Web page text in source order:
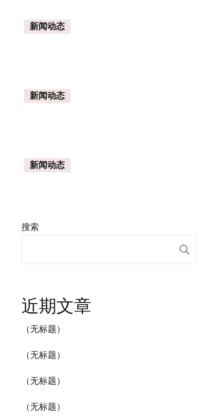
新闻动态
新闻动态
新闻动态
搜索
近期文章
（无标题）
（无标题）
（无标题）
（无标题）